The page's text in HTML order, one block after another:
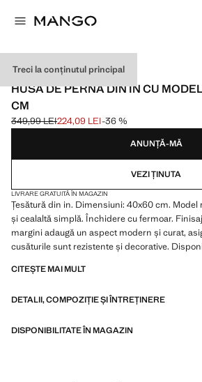
Treci la conținutul principal
IN
HUSĂ DE PERNĂ DIN IN CU
CM
Preț inițial tăiat [349,99 LEI ]
349,99 LEI
Preț actual [224,09 LEI ]
224,09 LEI-36 %
Selectează o culoare
ANUNȚĂ-MĂ
VEZI ȚINUTA
LIVRARE GRATUITĂ ÎN MAGAZIN
Țesătură din in. Dimensiuni: 40x60 cm. Model
și cealaltă simplă. Închidere cu fermoar.
margini adaugă un aspect modern și curat,
cusăturile sunt rezistente și decorative.
CITEȘTE MAI MULT
DETALII, COMPOZIȚIE ȘI ÎNTREȚINERE
DISPONIBILITATE ÎN MAGAZIN